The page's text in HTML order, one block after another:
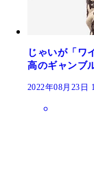
じゃいが「ワ
高のギャンブ
2022年08月23日